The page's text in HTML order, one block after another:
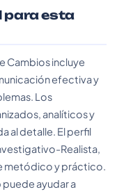
para esta
Cambios incluye
efectiva y
Los
analíticos y
al detalle. El perfil
Realista,
metódico y práctico.
ayudar a